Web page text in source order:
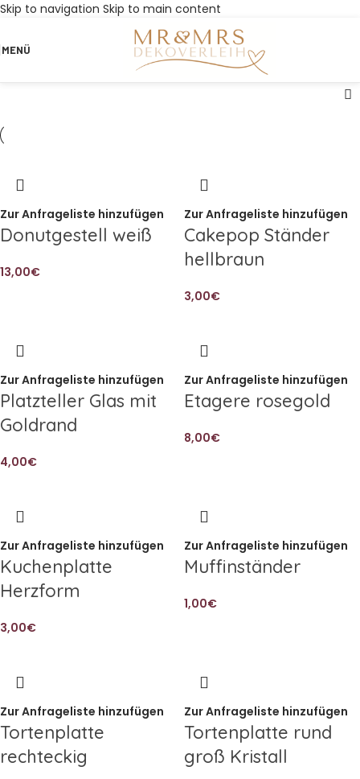
Skip to navigation Skip to main content
MENÜ
Zur Anfrageliste hinzufügen
Donutgestell weiß
13,00€
Zur Anfrageliste hinzufügen
Cakepop Ständer
hellbraun
3,00€
Zur Anfrageliste hinzufügen
Platzteller Glas mit
Goldrand
4,00€
Zur Anfrageliste hinzufügen
Etagere rosegold
8,00€
Zur Anfrageliste hinzufügen
Kuchenplatte
Herzform
3,00€
Zur Anfrageliste hinzufügen
Muffinständer
1,00€
Zur Anfrageliste hinzufügen
Tortenplatte
rechteckig
Zur Anfrageliste hinzufügen
Tortenplatte rund
groß Kristall